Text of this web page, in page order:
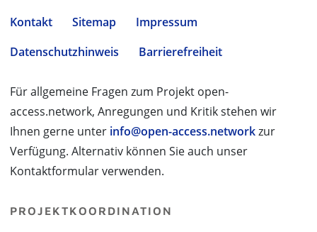
Kontakt Sitemap
Impressum
Datenschutzhinweis
Barrierefreiheit
Für allgemeine Fragen zum Projekt open-
access.network, Anregungen und Kritik stehen wir
Ihnen gerne unter info@open-access.networkzur
Verfügung. Alternativ können Sie auch unser
Kontaktformular verwenden.
PROJEKTKOORDINATION